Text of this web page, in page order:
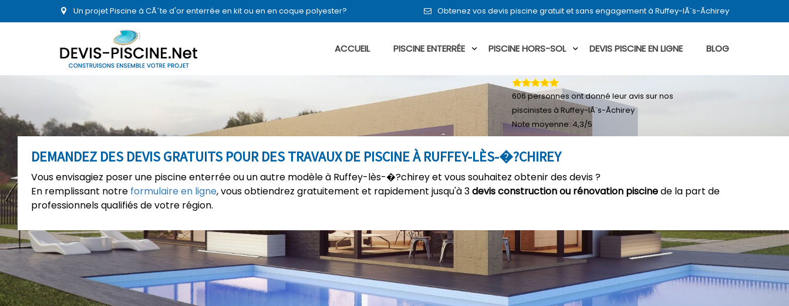
Un projet Piscine à CÃ´te d'or enterrée en kit ou en en coque polyester? Obtenez vos devis piscine gratuit et sans engagement à Ruffey-lÃ¨s-Ãchirey
ACCUEIL PISCINE ENTERRÉE PISCINE HORS-SOL DEVIS PISCINE EN LIGNE BLOG
DEMANDEZ DES DEVIS GRATUITS POUR DES TRAVAUX DE PISCINE À RUFFEY-LÈS-�?CHIREY
Vous envisagiez poser une piscine enterrée ou un autre modèle à Ruffey-lès-�?chirey et vous souhaitez obtenir des devis ?
En remplissant notre formulaire en ligne, vous obtiendrez gratuitement et rapidement jusqu'à 3devis construction ou rénovation piscinede la part de
professionnels qualifiés de votre région.
606personnes ont donné leuravis sur nos
piscinistes à Ruffey-lÃ¨s-Ãchirey
Note moyenne:4,3/5